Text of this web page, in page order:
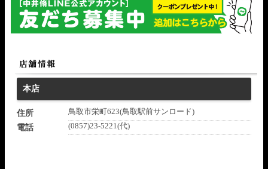
本店
住所
鳥取市栄町623(鳥取駅前サンロード)
電話
(0857)23-5221(代)